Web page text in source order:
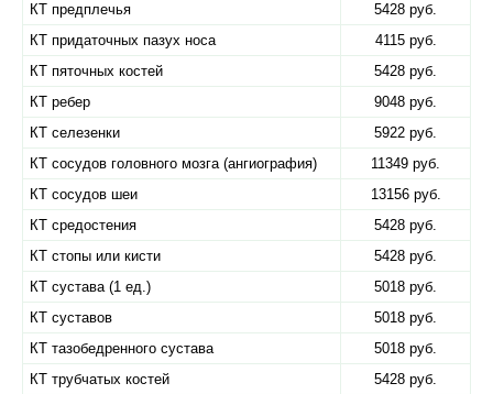
КТ предплечья
5428 руб.
КТ придаточных пазух носа
4115 руб.
КТ пяточных костей
5428 руб.
КТ ребер
9048 руб.
КТ селезенки
5922 руб.
КТ сосудов головного мозга (ангиография)
11349 руб.
КТ сосудов шеи
13156 руб.
КТ средостения
5428 руб.
КТ стопы или кисти
5428 руб.
КТ сустава (1 ед.)
5018 руб.
КТ суставов
5018 руб.
КТ тазобедренного сустава
5018 руб.
КТ трубчатых костей
5428 руб.